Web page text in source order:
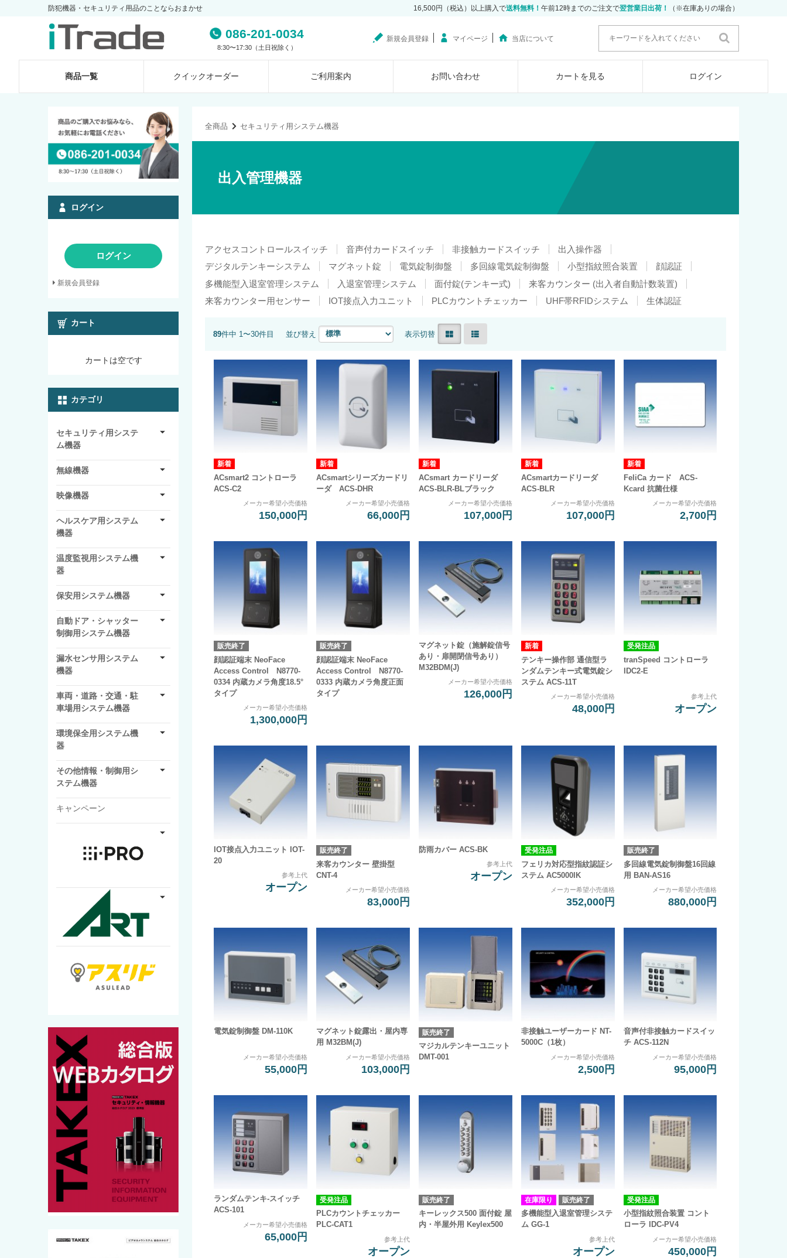
防犯機器・セキュリティ用品のことならおまかせ 16,500円（税込）以上購入で送料無料！ 午前12時までのご注文で翌営業日出荷！ （※在庫ありの場合）
086-201-0034
8:30〜17:30（土日祝除く）
新規会員登録 マイページ 当店について
商品一覧 クイックオーダー ご利用案内 お問い合わせ カートを見る ログイン
全商品 セキュリティ用システム機器
出入管理機器
アクセスコントロールスイッチ 音声付カードスイッチ 非接触カードスイッチ
出入操作器
デジタルテンキーシステム
マグネット錠 電気錠制御盤 多回線電気錠制御盤 小型指紋照合装置
顔認証
多機能型入退室管理システム
入退室管理システム 面付錠(テンキー式)
来客カウンター (出入者自動計数装置)
来客カウンター用センサー
IOT接点入力ユニット PLCカウントチェッカー UHF帯RFIDシステム 生体認証
89件中 1〜30件目 並び替え 表示切替
ACsmart2 コントローラ
ACS-C2
メーカー希望小売価格
150,000円
ACsmartシリーズカードリ
ーダ ACS-DHR
メーカー希望小売価格
66,000円
ACsmart カードリーダ
ACS-BLR-BLブラック
メーカー希望小売価格
107,000円
ACsmartカードリーダ
ACS-BLR
メーカー希望小売価格
107,000円
FeliCa カード ACS-
Kcard 抗菌仕様
メーカー希望小売価格
2,700円
販売終了
顔認証端末 NeoFace
Access Control N8770-
0334 内蔵カメラ角度18.5°
タイプ
メーカー希望小売価格
1,300,000円
販売終了
顔認証端末 NeoFace
Access Control N8770-
0333 内蔵カメラ角度正面
タイプ
マグネット錠（施解錠信号
あり・扉開閉信号あり）
M32BDM(J)
メーカー希望小売価格
126,000円
テンキー操作部 通信型ラ
ンダムテンキー式電気錠シ
ステム ACS-11T
メーカー希望小売価格
48,000円
受発注品
tranSpeed コントローラ
IDC2-E
参考上代
オープン
IOT接点入力ユニット IOT-
20
参考上代
オープン
販売終了
来客カウンター 壁掛型
CNT-4
メーカー希望小売価格
83,000円
防雨カバー ACS-BK
参考上代
オープン
受発注品
フェリカ対応型指紋認証シ
ステム AC5000IK
メーカー希望小売価格
352,000円
販売終了
多回線電気錠制御盤16回線
用 BAN-AS16
メーカー希望小売価格
880,000円
電気錠制御盤 DM-110K
メーカー希望小売価格
55,000円
マグネット錠露出・屋内専
用 M32BM(J)
メーカー希望小売価格
103,000円
販売終了
マジカルテンキーユニット
DMT-001
非接触ユーザーカード NT-
5000C（1枚）
メーカー希望小売価格
2,500円
音声付非接触カードスイッ
チ ACS-112N
メーカー希望小売価格
95,000円
ランダムテンキ-スイッチ
ACS-101
メーカー希望小売価格
65,000円
受発注品
PLCカウントチェッカー
PLC-CAT1
参考上代
オープン
販売終了
キーレックス500 面付錠 屋
内・半屋外用 Keylex500
在庫限り 販売終了
多機能型入退室管理システ
ム GG-1
参考上代
オープン
受発注品
小型指紋照合装置 コント
ローラ IDC-PV4
メーカー希望小売価格
450,000円
ログイン
ログイン
新規会員登録
カート
カートは空です
カテゴリ
セキュリティ用システ
ム機器
無線機器
映像機器
ヘルスケア用システム
機器
温度監視用システム機
器
保安用システム機器
自動ドア・シャッター
制御用システム機器
漏水センサ用システム
機器
車両・道路・交通・駐
車場用システム機器
環境保全用システム機
器
その他情報・制御用シ
ステム機器
キャンペーン